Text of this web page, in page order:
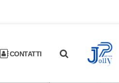
CONTATTI